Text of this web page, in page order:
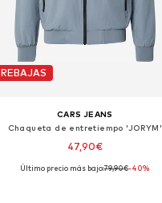
REBAJAS
CARS JEANS
Chaqueta de entretiempo 'JORYM'
47,90€
+1
Tallas disponibles: M
Último precio más bajo:79,90€-40%